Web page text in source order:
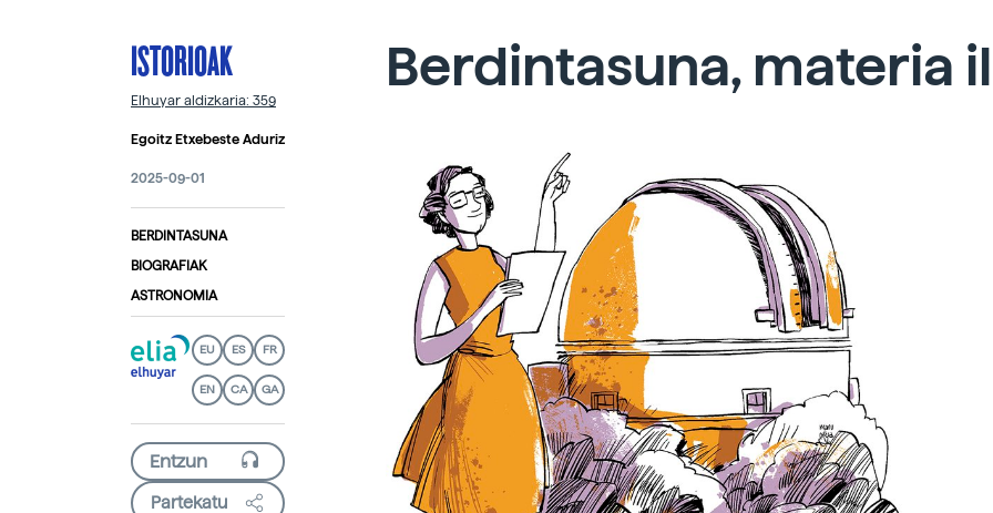
ISTORIOAK
Elhuyar aldizkaria: 359
Egoitz Etxebeste Aduriz
2025-09-01
BERDINTASUNA
BIOGRAFIAK
ASTRONOMIA
EU ES FR
EN CA GA
Partekatu
Berdintasuna, materia